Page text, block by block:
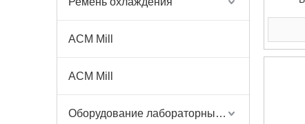
ACM Mill
ACM Mill
Оборудование лабораторных весов